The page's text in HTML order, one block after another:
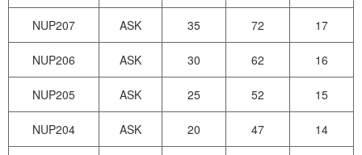
NUP207 ASK 35 72 17
NUP206 ASK 30 62 16
NUP205 ASK 25 52 15
NUP204 ASK 20 47 14